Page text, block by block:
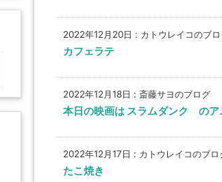
2022年12月20日 : カトウレイコのブ
カフェラテ
2022年12月18日 : 斎藤サヨのブログ
本日の映画は スラムダンク のア
2022年12月17日 : カトウレイコのブロ
たこ焼き